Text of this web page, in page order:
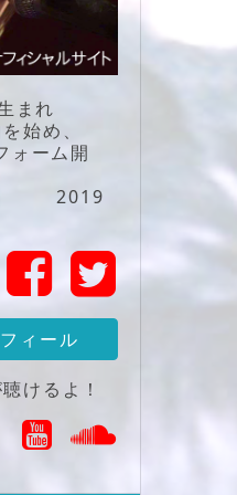
まれ
始め、
ォーム開
ィール
けるよ！